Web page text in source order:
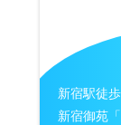
新宿駅徒
新宿御苑